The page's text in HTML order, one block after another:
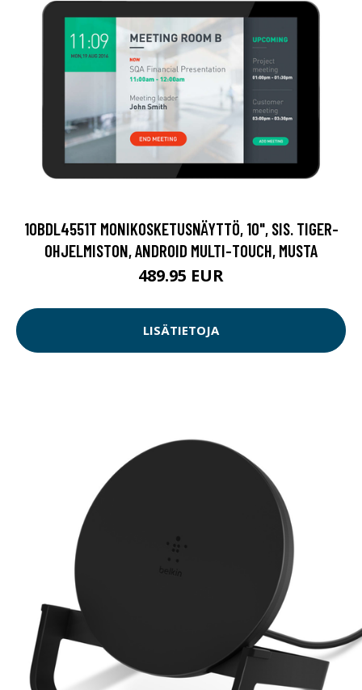
10BDL4551T MONIKOSKETUSNÄYTTÖ, 10", SIS. TIGER-
OHJELMISTON, ANDROID MULTI-TOUCH, MUSTA
489.95 EUR
LISÄTIETOJA